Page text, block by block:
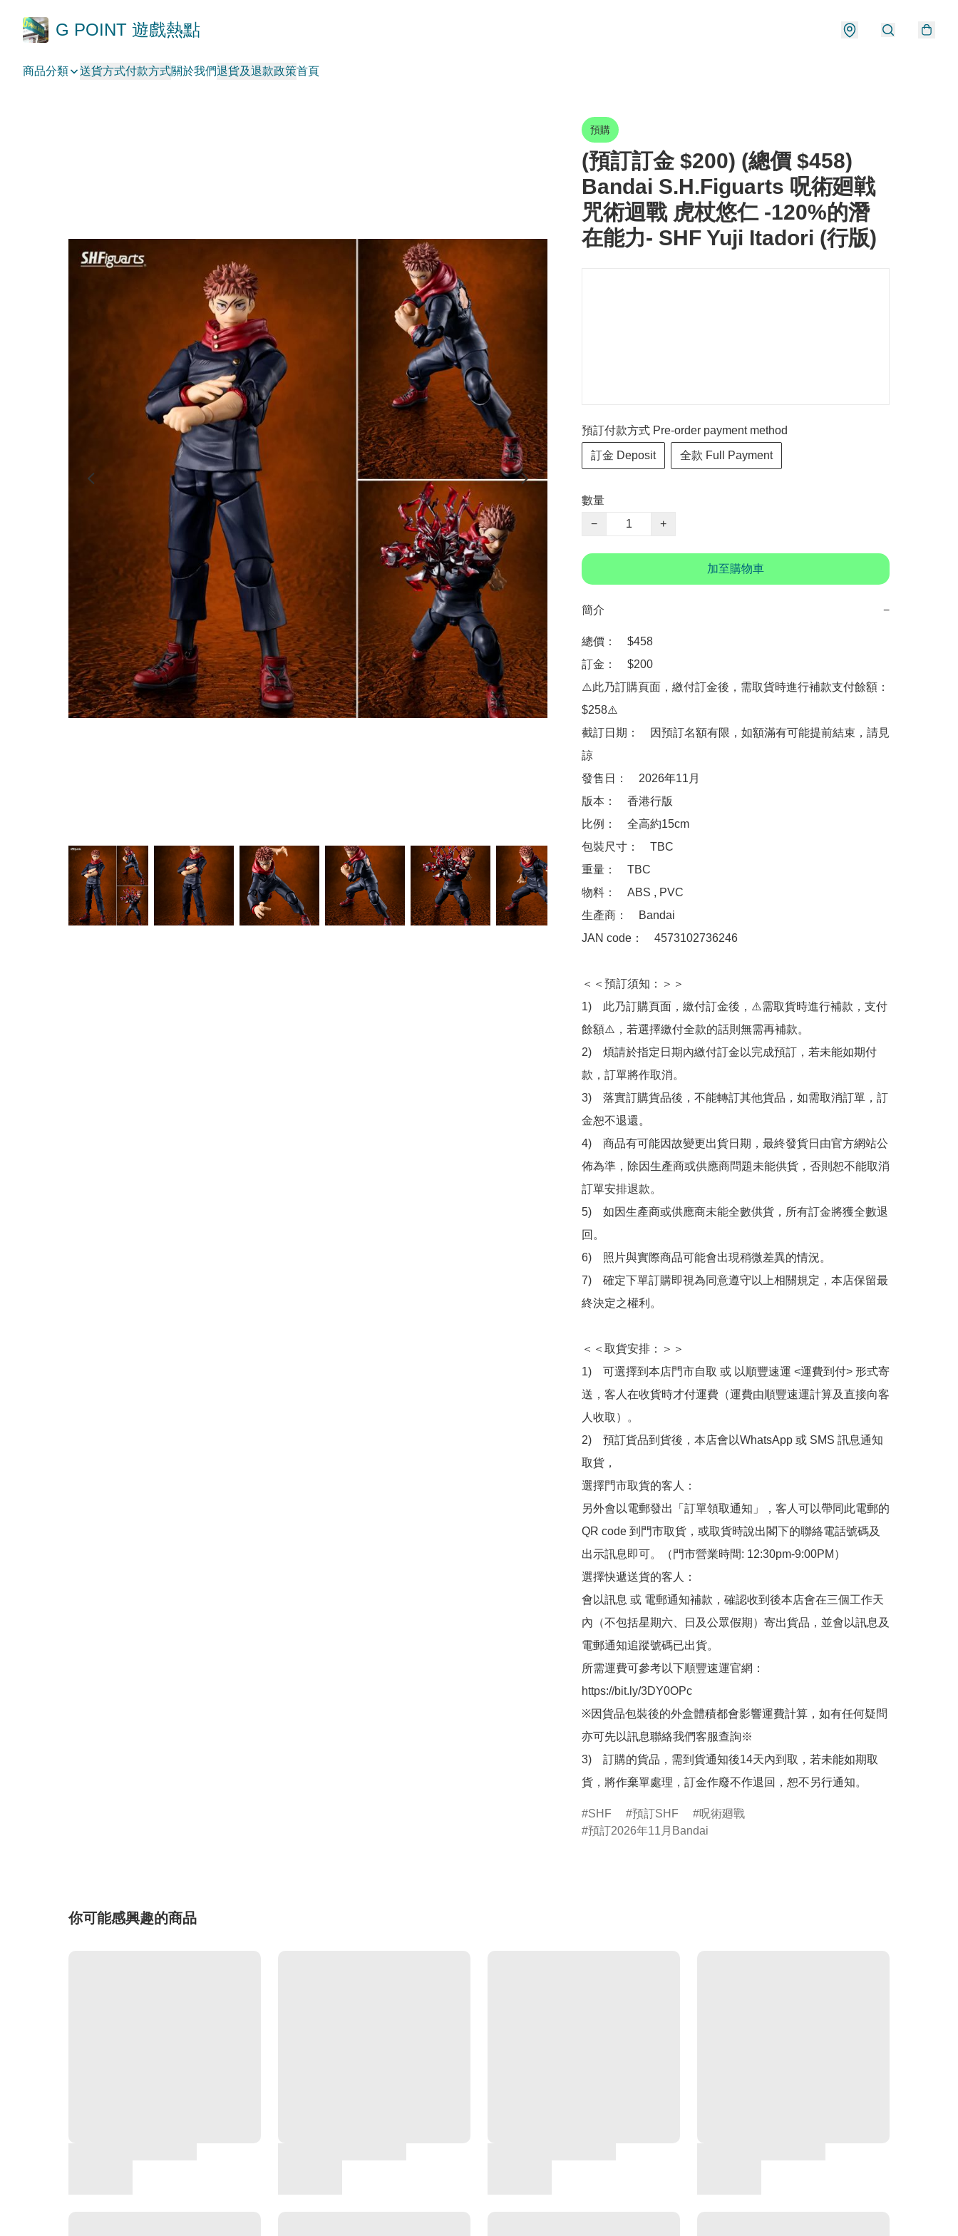
G POINT 遊戲熱點
商品分類 送貨方式付款方式關於我們退貨及退款政策首頁
預購
(預訂訂金 $200) (總價 $458)
Bandai S.H.Figuarts 呪術廻戦
咒術迴戰 虎杖悠仁 -120%的潛
在能力- SHF Yuji Itadori (行版)
預訂付款方式 Pre-order payment method
訂金 Deposit 全款 Full Payment
數量
−
+
加至購物車
簡介 −
總價：　$458
訂金：　$200
⚠️此乃訂購頁面，繳付訂金後，需取貨時進行補款支付餘額：
$258⚠️
截訂日期：　因預訂名額有限，如額滿有可能提前結束，請見
諒
發售日：　2026年11月
版本：　香港行版
比例：　全高約15cm
包裝尺寸：　TBC
重量：　TBC
物料：　ABS , PVC
生產商：　Bandai
JAN code：　4573102736246
＜＜預訂須知：＞＞
1)　此乃訂購頁面，繳付訂金後，⚠️需取貨時進行補款，支付
餘額⚠️，若選擇繳付全款的話則無需再補款。
2)　煩請於指定日期內繳付訂金以完成預訂，若未能如期付
款，訂單將作取消。
3)　落實訂購貨品後，不能轉訂其他貨品，如需取消訂單，訂
金恕不退還。
4)　商品有可能因故變更出貨日期，最終發貨日由官方網站公
佈為準，除因生產商或供應商問題未能供貨，否則恕不能取消
訂單安排退款。
5)　如因生產商或供應商未能全數供貨，所有訂金將獲全數退
回。
6)　照片與實際商品可能會出現稍微差異的情況。
7)　確定下單訂購即視為同意遵守以上相關規定，本店保留最
終決定之權利。
＜＜取貨安排：＞＞
1)　可選擇到本店門市自取 或 以順豐速運 <運費到付> 形式寄
送，客人在收貨時才付運費（運費由順豐速運計算及直接向客
人收取）。
2)　預訂貨品到貨後，本店會以WhatsApp 或 SMS 訊息通知
取貨，
選擇門市取貨的客人：
另外會以電郵發出「訂單領取通知」，客人可以帶同此電郵的
QR code 到門市取貨，或取貨時說出閣下的聯絡電話號碼及
出示訊息即可。（門市營業時間: 12:30pm-9:00PM）
選擇快遞送貨的客人：
會以訊息 或 電郵通知補款，確認收到後本店會在三個工作天
內（不包括星期六、日及公眾假期）寄出貨品，並會以訊息及
電郵通知追蹤號碼已出貨。
所需運費可參考以下順豐速運官網：
https://bit.ly/3DY0OPc
※因貨品包裝後的外盒體積都會影響運費計算，如有任何疑問
亦可先以訊息聯絡我們客服查詢※
3)　訂購的貨品，需到貨通知後14天內到取，若未能如期取
貨，將作棄單處理，訂金作廢不作退回，恕不另行通知。
SHF 預訂SHF
呪術廻戰
預訂2026年11月Bandai
你可能感興趣的商品